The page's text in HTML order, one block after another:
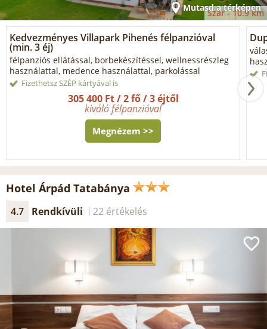
Mutasd a térképen
Szár -10.9 km
Kedvezményes Villapark Pihenés félpanzióval
(min. 3 éj)
félpanziós ellátással, borbekészítéssel, wellnessrészleg
használattal, medence használattal, parkolással
Fizethetsz SZÉP kártyával is
305 400 Ft / 2 fő / 3 éjtől
kiváló félpanzióval
Megnézem >>
Hotel Árpád Tatabánya
4.7 Rendkívüli 22 értékelés